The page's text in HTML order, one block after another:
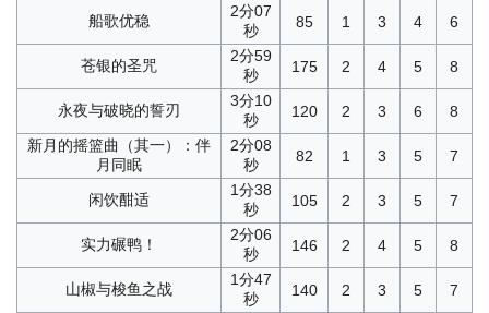
船歌优稳
2分07
秒
85 1 3 4 6
苍银的圣咒
2分59
秒
175 2 4 5 8
永夜与破晓的誓刃
3分10
秒
120 2 3 6
8
新月的摇篮曲（其一）：伴
月同眠
2分08
秒
82 1 3 5 7
闲饮酣适
1分38
秒
105 2 3 5 7
实力碾鸭！
2分06
秒
146 2 4 5 8
山椒与梭鱼之战
1分47
秒
140 2 3 5 7